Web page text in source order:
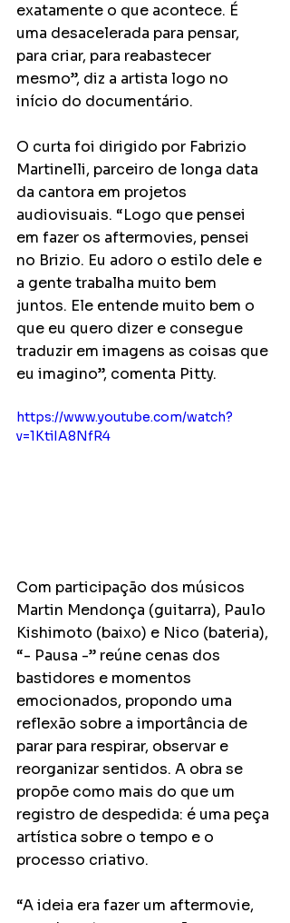
exatamente o que acontece. É
uma desacelerada para pensar,
para criar, para reabastecer
mesmo”, diz a artista logo no
início do documentário.
O curta foi dirigido por Fabrizio
Martinelli, parceiro de longa data
da cantora em projetos
audiovisuais. “Logo que pensei
em fazer os aftermovies, pensei
no Brizio. Eu adoro o estilo dele e
a gente trabalha muito bem
juntos. Ele entende muito bem o
que eu quero dizer e consegue
traduzir em imagens as coisas que
eu imagino”, comenta Pitty.
https://www.youtube.com/watch?
v=1KtiIA8NfR4
Com participação dos músicos
Martin Mendonça (guitarra), Paulo
Kishimoto (baixo) e Nico (bateria),
“- Pausa -” reúne cenas dos
bastidores e momentos
emocionados, propondo uma
reflexão sobre a importância de
parar para respirar, observar e
reorganizar sentidos. A obra se
propõe como mais do que um
registro de despedida: é uma peça
artística sobre o tempo e o
processo criativo.
“A ideia era fazer um aftermovie,